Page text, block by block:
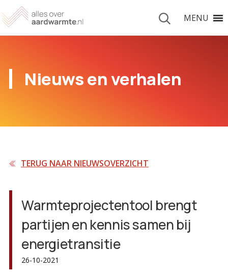
MENU
Nieuws en verhalen
TERUG NAAR NIEUWSOVERZICHT
Warmteprojectentool brengt
partijen en kennis samen bij
energietransitie
26-10-2021